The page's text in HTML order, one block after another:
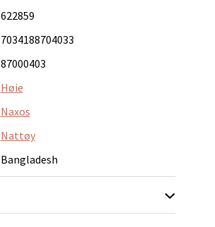
622859
7034188704033
87000403
Høie
Naxos
Nattøy
Bangladesh